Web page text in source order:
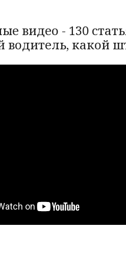
видео - 130
водитель, какой